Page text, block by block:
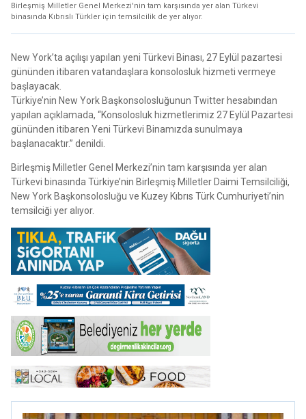
Birleşmiş Milletler Genel Merkezi'nin tam karşısında yer alan Türkevi
binasında Kıbrıslı Türkler için temsilcilik de yer alıyor.
New York’ta açılışı yapılan yeni Türkevi Binası, 27 Eylül pazartesi
gününden itibaren vatandaşlara konsolosluk hizmeti vermeye
başlayacak.
Türkiye’nin New York Başkonsolosluğunun Twitter hesabından
yapılan açıklamada, “Konsolosluk hizmetlerimiz 27 Eylül Pazartesi
gününden itibaren Yeni Türkevi Binamızda sunulmaya
başlanacaktır.” denildi.
Birleşmiş Milletler Genel Merkezi’nin tam karşısında yer alan
Türkevi binasında Türkiye’nin Birleşmiş Milletler Daimi Temsilciliği,
New York Başkonsolosluğu ve Kuzey Kıbrıs Türk Cumhuriyeti’nin
temsilciği yer alıyor.